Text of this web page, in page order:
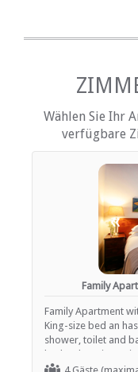
Mitgelieferte
Schreibtisch
DVD-Player
Haartrockner
Heizung (en)
Internationale
Küche
Terrasse /
Privater Pool
Safe für
Rauchen: nicht
Tee- und
Fernsehen (mit
Fernsehen (mit
Wählen Sie Ihr
verfügbare
«
Family
Family Apartment
King-size bed an
shower, toilet and
beds. There is a
equipped kitchen,